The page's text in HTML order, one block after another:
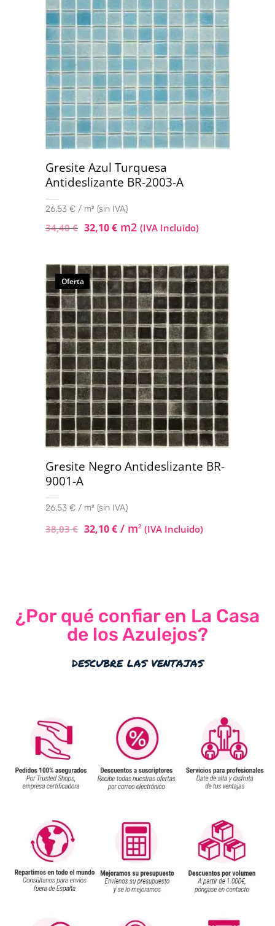
Gresite Azul Turquesa
Antideslizante BR-2003-A
26,53 € / m² (sin IVA)
34,40€ 32,10€ m2 (IVA Incluido)
Oferta
Gresite Negro Antideslizante BR-
9001-A
26,53 € / m² (sin IVA)
38,03€ 32,10€ / m2 (IVA Incluido)
¿Por qué confiar en La Casa
de los Azulejos?
descubre las ventajas